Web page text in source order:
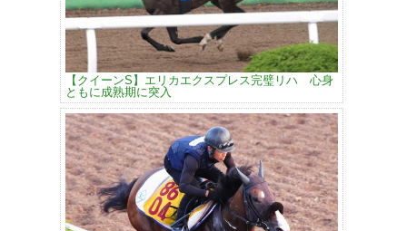
【クイーンS】エリカエクスプレス完璧リハ 心身
ともに成熟期に突入